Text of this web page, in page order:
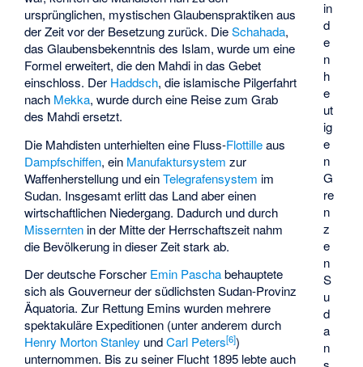
in
d
e
n
h
e
ut
ig
e
n
G
re
n
z
e
n
S
u
d
a
n
ursprünglichen, mystischen Glaubenspraktiken aus
der Zeit vor der Besetzung zurück. DieSchahada,
das Glaubensbekenntnis des Islam, wurde um eine
Formel erweitert, die den Mahdi in das Gebet
einschloss. Der Haddsch, die islamische Pilgerfahrt
nach Mekka, wurde durch eine Reise zum Grab
des Mahdi ersetzt.
Die Mahdisten unterhielten eine Fluss-Flottilleaus
Dampfschiffen, ein Manufaktursystem zur
Waffenherstellung und einTelegrafensystem im
Sudan. Insgesamt erlitt das Land aber einen
wirtschaftlichen Niedergang. Dadurch und durch
Missernten in der Mitte der Herrschaftszeit nahm
die Bevölkerung in dieser Zeit stark ab.
Der deutsche Forscher Emin Paschabehauptete
sich als Gouverneur der südlichsten Sudan-Provinz
Äquatoria. Zur Rettung Emins wurden mehrere
spektakuläre Expeditionen (unter anderem durch
Henry Morton Stanley undCarl Peters[6])
unternommen. Bis zu seiner Flucht 1895 lebte auch